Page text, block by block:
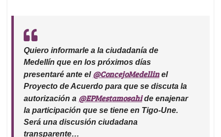
Quiero informarle a la ciudadanía de
Medellín que en los próximos días
presentaré ante el @ConcejoMedellinel
Proyecto de Acuerdo para que se discuta la
autorización a @EPMestamosahide enajenar
la participación que se tiene en Tigo-Une.
Será una discusión ciudadana
transparente…